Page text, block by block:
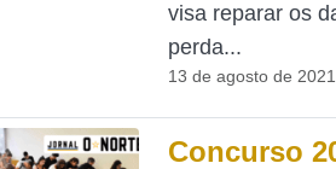
visa reparar os
perda...
13 de agosto de
Concurso